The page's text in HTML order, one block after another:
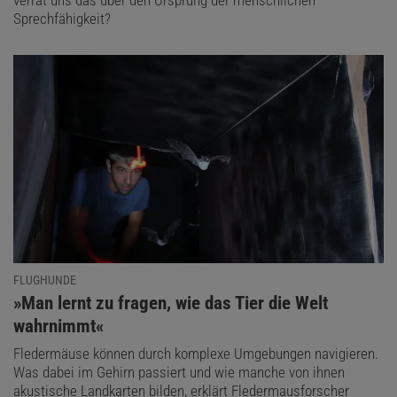
Sprechfähigkeit?
FLUGHUNDE
:
»Man lernt zu fragen, wie das Tier die Welt
wahrnimmt«
Fledermäuse können durch komplexe Umgebungen navigieren.
Was dabei im Gehirn passiert und wie manche von ihnen
akustische Landkarten bilden, erklärt Fledermausforscher